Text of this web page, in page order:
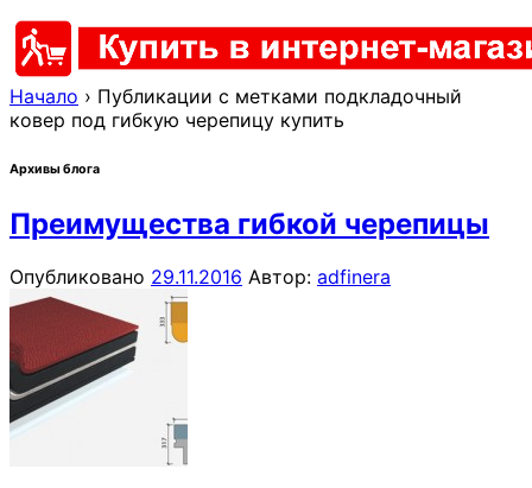
Начало › Публикации с метками подкладочный
ковер под гибкую черепицу купить
Архивы блога
Преимущества гибкой черепицы
Опубликовано 29.11.2016 Автор: adfinera